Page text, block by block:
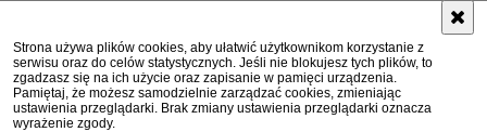
Strona używa plików cookies, aby ułatwić użytkownikom korzystanie z
serwisu oraz do celów statystycznych. Jeśli nie blokujesz tych plików, to
zgadzasz się na ich użycie oraz zapisanie w pamięci urządzenia.
Pamiętaj, że możesz samodzielnie zarządzać cookies, zmieniając
ustawienia przeglądarki. Brak zmiany ustawienia przeglądarki oznacza
wyrażenie zgody.